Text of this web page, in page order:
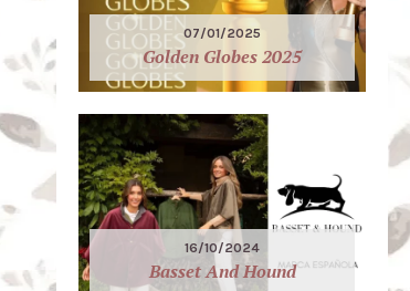
07/01/2025
Golden Globes 2025
16/10/2024
Basset And Hound